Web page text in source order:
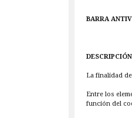
BARRA
La finalidad
Entre los
función del